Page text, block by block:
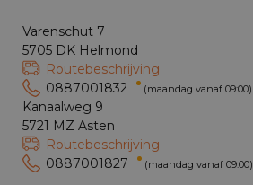
Varenschut 7
5705 DK Helmond
Routebeschrijving
0887001832
(maandag vanaf 09:00)
Kanaalweg 9
5721 MZ Asten
Routebeschrijving
0887001827
(maandag vanaf 09:00)